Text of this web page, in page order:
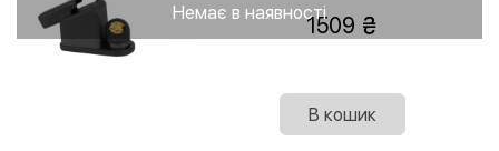
Немає в наявності1509
В кошик